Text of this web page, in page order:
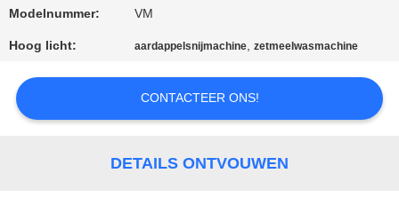
VERZOEK
OM EEN
CITAAT
SITEMAP
Modelnummer: VM
Hoog licht: aardappelsnijmachine,zetmeelwasmachine
CONTACTEER ONS!
DETAILS ONTVOUWEN